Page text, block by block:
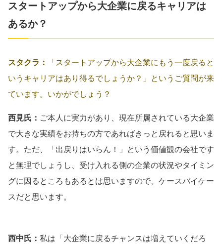
スタートアップから大企業に戻るキャリアは
あるか？
スタクラ：
「スタートアップから大企業にもう一度戻ると
いうキャリアはあり得るでしょうか？」というご質問が来
ています。いかがでしょう？
西見氏： ご本人に実力があり、現在所属されている大企業
で大きな実績をお持ちの方であればきっと戻れると思いま
す。ただ、「出戻りはいらん！」という価値観の会社です
と無理でしょうし、受け入れる側の企業の状況やタイミン
グに因るところもあるとは思いますので、ケースバイケー
スだと思います。
西中氏： 私は「大企業に戻るチャンスは増えていくだろ